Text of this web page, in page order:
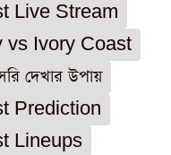
Live Stream
vs Ivory Coast
দেখার উপায়
Prediction
Lineups